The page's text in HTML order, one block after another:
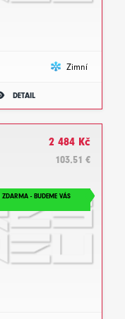
Zimní
DETAIL
2 484 Kč
103.51 €
ZDARMA - BUDEME VÁS